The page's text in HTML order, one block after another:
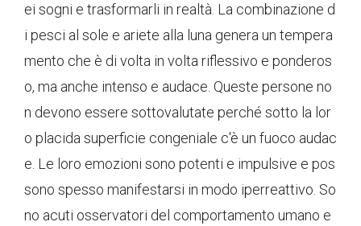
ei sogni e trasformarli in realtà. La combinazione d
i pesci al sole e ariete alla luna genera un tempera
mento che è di volta in volta riflessivo e ponderos
o, ma anche intenso e audace. Queste persone no
n devono essere sottovalutate perché sotto la lor
o placida superficie congeniale c'è un fuoco audac
e. Le loro emozioni sono potenti e impulsive e pos
sono spesso manifestarsi in modo iperreattivo. So
no acuti osservatori del comportamento umano e